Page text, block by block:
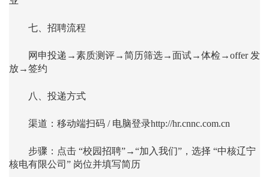
七、招聘流程
网申投递→素质测评→简历筛选→面试→体检→offer 发
放→签约
八、投递方式
渠道：移动端扫码 / 电脑登录http://hr.cnnc.com.cn
步骤：点击 “校园招聘”→“加入我们”，选择 “中核辽宁
核电有限公司” 岗位并填写简历